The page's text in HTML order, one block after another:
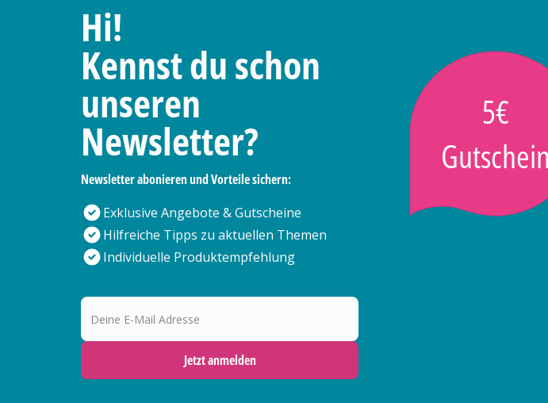
Hi!
Kennst du schon
unseren
Newsletter?
Newsletter abonieren und Vorteile sichern:
Exklusive Angebote & Gutscheine
Hilfreiche Tipps zu aktuellen Themen
Individuelle Produktempfehlung
5€
Gutschein
Deine E-Mail Adresse
Jetzt anmelden